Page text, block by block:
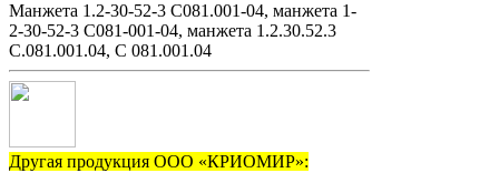
Манжета 1.2-30-52-3 С081.001-04, манжета 1-
2-30-52-3 С081-001-04, манжета 1.2.30.52.3
С.081.001.04, С 081.001.04
Другая продукция ООО «КРИОМИР»: